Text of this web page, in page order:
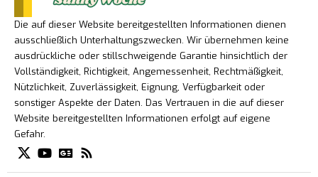
Die auf dieser Website bereitgestellten Informationen dienen
ausschließlich Unterhaltungszwecken. Wir übernehmen keine
ausdrückliche oder stillschweigende Garantie hinsichtlich der
Vollständigkeit, Richtigkeit, Angemessenheit, Rechtmäßigkeit,
Nützlichkeit, Zuverlässigkeit, Eignung, Verfügbarkeit oder
sonstiger Aspekte der Daten. Das Vertrauen in die auf dieser
Website bereitgestellten Informationen erfolgt auf eigene
Gefahr.